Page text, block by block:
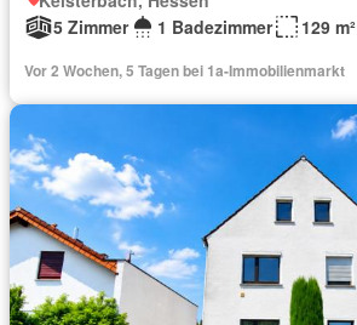
5 Zimmer
1 Badezimmer 129 m²
Vor 2 Wochen, 5 Tagen bei 1a-Immobilienmarkt